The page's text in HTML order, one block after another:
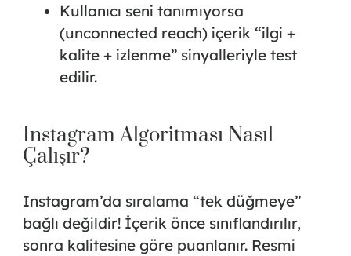
Kullanıcı seni tanımıyorsa
(unconnected reach) içerik “ilgi +
kalite + izlenme” sinyalleriyle test
edilir.
Instagram Algoritması Nasıl
Çalışır?
Instagram’da sıralama “tek düğmeye”
bağlı değildir! İçerik önce sınıflandırılır,
sonra kalitesine göre puanlanır. Resmi